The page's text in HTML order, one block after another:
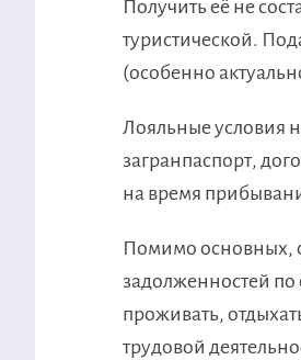
Получить её не
туристической.
(особенно
Лояльные условия
загранпаспорт,
на время
Помимо основных,
задолженностей по
проживать,
трудовой